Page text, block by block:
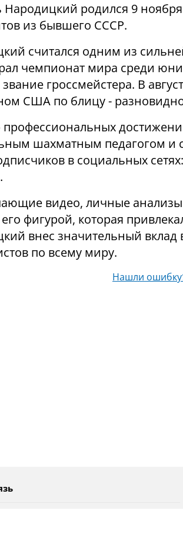
Народицкий родился 9
из бывшего СССР.
считался одним из
чемпионат мира среди
гроссмейстера. В
США по блицу -
шахматным педагогом и
в социальных
видео, личные
его фигурой, которая
внес значительный
по всему миру.
Нашли